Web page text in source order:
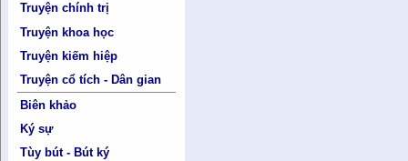
Truyện chính trị
Truyện khoa học
Truyện kiếm hiệp
Truyện cổ tích - Dân gian
Biên khảo
Ký sự
Tùy bút - Bút ký